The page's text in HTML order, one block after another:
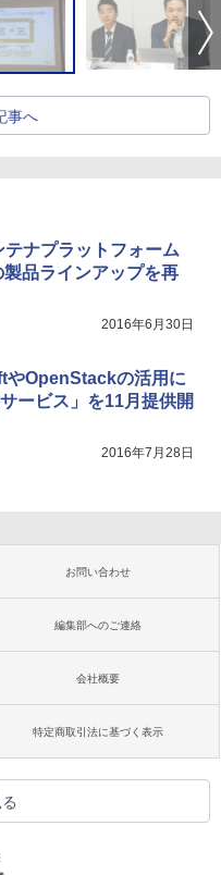
事へ
ナプラットフォーム
製品ラインアップを再
2016年6月30日
やOpenStackの活用に
ービス」を11月提供開
2016年7月28日
お問い合わせ
編集部へのご連絡
会社概要
特定商取引法に基づく表示